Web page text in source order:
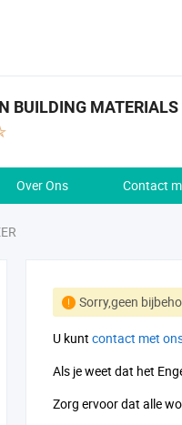
BUILDING MATERIALS
Over Ons Contact
Sorry,geen
U kunt contact met
Als je weet dat het
Zorg ervoor dat alle